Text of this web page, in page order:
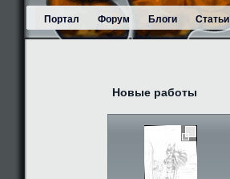
Портал Форум Блоги Статьи
Новые работы